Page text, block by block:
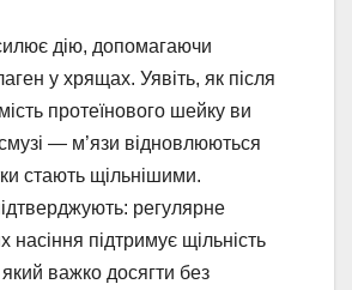
дію, допомагаючи
у хрящах. Уявіть, як після
протеїнового шейку ви
— м’язи відновлюються
стають щільнішими.
регулярне
насіння підтримує щільність
який важко досягти без